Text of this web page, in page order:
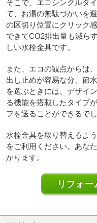
そこで、エコシングルタ
て、お湯の無駄づかいを
の区切り位置にクリック
できてCO2排出量も減ら
しい水栓金具です。
また、エコの観点からは
出し止めが容易な分、節
を選ぶときには、デザイ
る機能を搭載したタイプ
フを送ることができるでし
水栓金具を取り替えるよ
をご利用ください。あな
かります。
リフォー